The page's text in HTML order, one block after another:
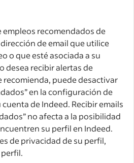
recomendados de
de email que utilice
o que esté asociada a su
desea recibir alertas de
recomienda, puede desactivar
en la configuración de
de Indeed. Recibir emails
no afecta a la posibilidad
su perfil en Indeed.
de privacidad de su perfil,
perfil.